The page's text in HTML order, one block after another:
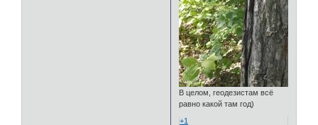
В целом, геодезистам всё
равно какой там год)
+1